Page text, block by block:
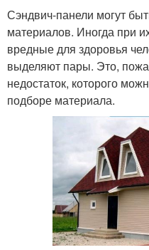
Сэндвич-панели могут
материалов. Иногда при
вредные для здоровья
выделяют пары. Это,
недостаток, которого
подборе материала.